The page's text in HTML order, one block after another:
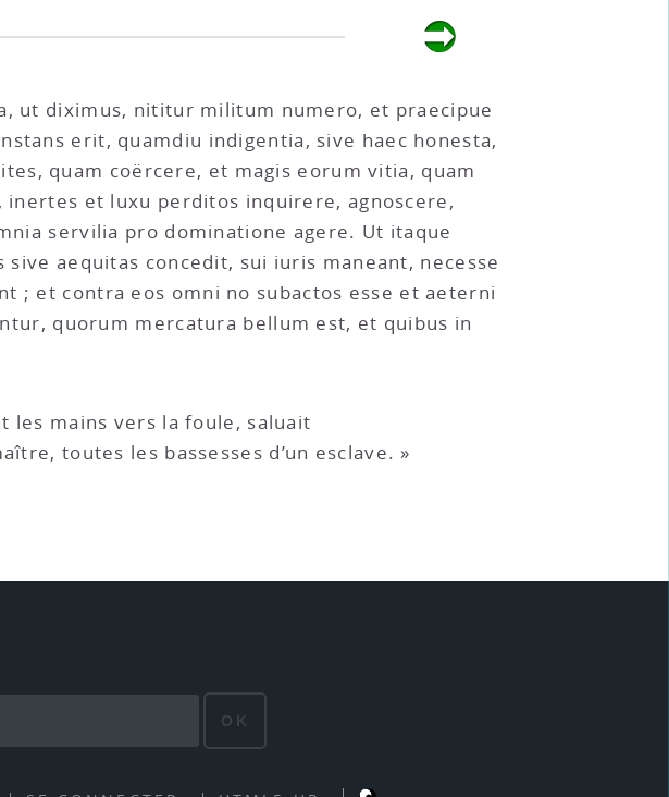
ut diximus, nititur militum numero, et praecipue
erit, quamdiu indigentia, sive haec honesta,
quam coërcere, et magis eorum vitia, quam
et luxu perditos inquirere, agnoscere,
servilia pro dominatione agere. Ut itaque
aequitas concedit, sui iuris maneant, necesse
; et contra eos omni no subactos esse et aeterni
quorum mercatura bellum est, et quibus in
les mains vers la foule, saluait
toutes les bassesses d’un esclave. »
OK